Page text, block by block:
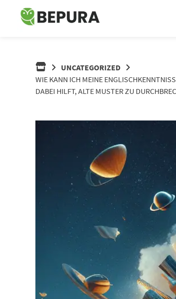
Springe
UNCATEGORIZED
WIE KANN ICH MEINE
DABEI HILFT, ALTE MUSTER ZU